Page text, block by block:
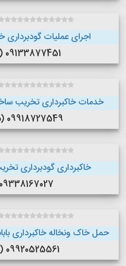
اجرای عملیات گودبرداری
09133877451 (کرمان )
خدمات خاکبرداری تخریب
09918727549 (سنندج )
خاکبرداری گودبرداری
09338167027 (قم)
حمل خاک ونخاله خاکبرداری
09920525561 (قزوین)